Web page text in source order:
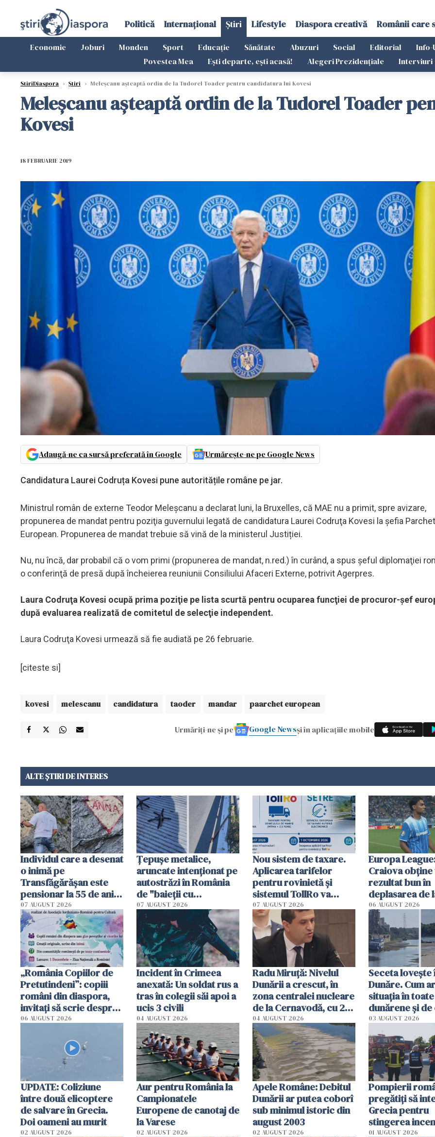
Politică Internațional Știri Lifestyle Diaspora creativă Românii care
Economie Joburi Monden Sport Educație Sănătate Abuzuri Social Editorial
Info-
Povestea Mea
Ești departe, ești acasă! Alegeri Prezidențiale Interviuri
StiriDiaspora › Știri › Meleșcanu așteaptă ordin de la Tudorel Toader pentru candidatura lui Kovesi
Meleșcanu așteaptă ordin de la Tudorel Toader
Kovesi
18 FEBRUARIE 2019
Adaugă-ne ca sursă preferată în Google Urmărește-ne pe Google News
Candidatura Laurei Codruța Kovesi pune autoritățile române pe jar.
Ministrul român de externe Teodor Meleşcanu a declarat luni, la Bruxelles, că MAE nu a primit, spre avizare,
propunerea de mandat pentru poziţia guvernului legată de candidatura Laurei Codruţa Kovesi la şefia
European. Propunerea de mandat trebuie să vină de la ministerul Justiției.
Nu, nu încă, dar probabil că o vom primi (propunerea de mandat, n.red.) în curând, a spus şeful diplomaţiei
o conferinţă de presă după încheierea reuniunii Consiliului Afaceri Externe, potrivit Agerpres.
Laura Codruţa Kovesi ocupă prima poziţie pe lista scurtă pentru ocuparea funcţiei de procuror-şef
după evaluarea realizată de comitetul de selecţie independent.
Laura Codruţa Kovesi urmează să fie audiată pe 26 februarie.
[citeste si]
kovesi melescanu candidatura taoder mandar paarchet european
Urmăriți-ne și pe Google Newsși în aplicațiile mobile
ALTE ȘTIRI DE INTERES
Individul care a desenat
o inimă pe
Transfăgărășan este
pensionar la 55 de ani.
Poliția l-a identificat
07 AUGUST 2026
Țepușe metalice,
aruncate intenționat pe
autostrăzi în România
de "baieții cu
platforme": "Mi-au
cerut 1200 lei să mă
tracteze"
07 AUGUST 2026
Nou sistem de taxare.
Aplicarea tarifelor
pentru rovinietă şi
sistemul TollRo va
începe la 1 octombrie
07 AUGUST 2026
Europa
Craiova obține
rezultat bun în
deplasarea de
06 AUGUST 2026
„România Copiilor de
Pretutindeni”: copiii
români din diaspora,
invitați să scrie despre
România într-un volum
06 AUGUST 2026
Incident în Crimeea
anexată: Un soldat rus a
tras în colegii săi apoi a
ucis 3 civili
04 AUGUST 2026
Radu Miruţă: Nivelul
Dunării a crescut, în
zona centralei nucleare
de la Cernavodă, cu 2
cm faţă de ziua trecută
04 AUGUST 2026
Seceta
Dunăre. Cum
situația în
dunărene și de
România
efectele, deși
în iulie
03 AUGUST 2026
UPDATE: Coliziune
între două elicoptere
de salvare în Grecia.
Doi oameni au murit
02 AUGUST 2026
Aur pentru România la
Campionatele
Europene de canotaj de
la Varese
02 AUGUST 2026
Apele Române: Debitul
Dunării ar putea coborî
sub minimul istoric din
august 2003
02 AUGUST 2026
Pompierii
pregătiţi să
Grecia pentru
stingerea
01 AUGUST 2026